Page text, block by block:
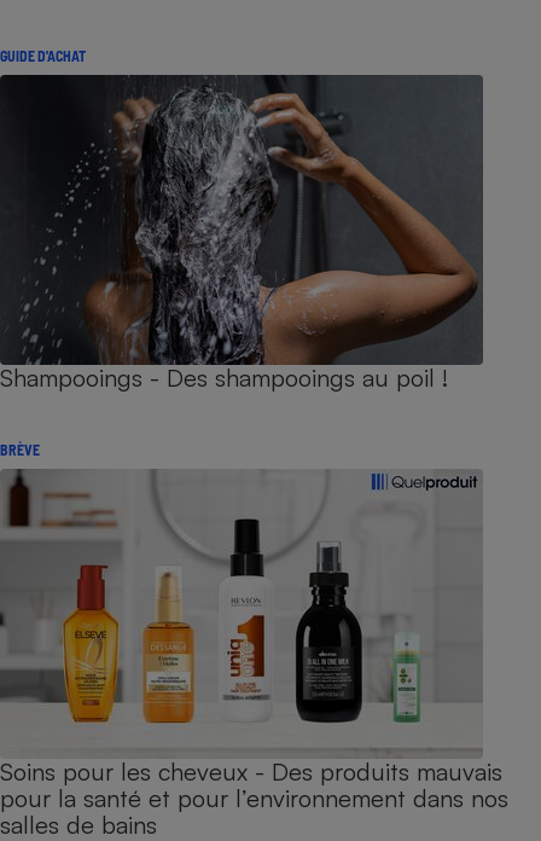
GUIDE D'ACHAT
Shampooings - Des shampooings au poil !
BRÈVE
Soins pour les cheveux - Des produits mauvais
pour la santé et pour l’environnement dans nos
salles de bains